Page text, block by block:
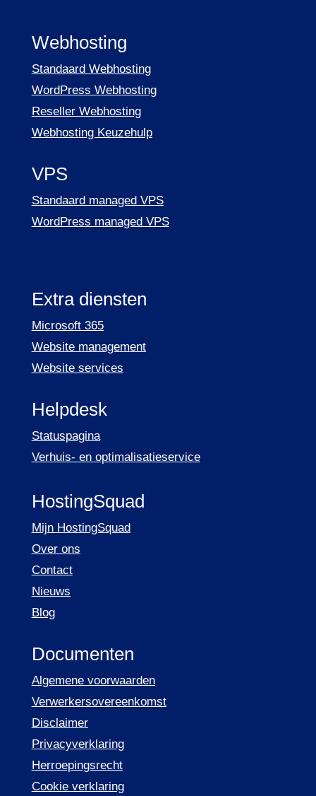
Webhosting
Standaard Webhosting
WordPress Webhosting
Reseller Webhosting
Webhosting Keuzehulp
VPS
Standaard managed VPS
WordPress managed VPS
Extra diensten
Microsoft 365
Website management
Website services
Helpdesk
Statuspagina
Verhuis- en optimalisatieservice
HostingSquad
Mijn HostingSquad
Over ons
Contact
Nieuws
Blog
Documenten
Algemene voorwaarden
Verwerkersovereenkomst
Disclaimer
Privacyverklaring
Herroepingsrecht
Cookie verklaring